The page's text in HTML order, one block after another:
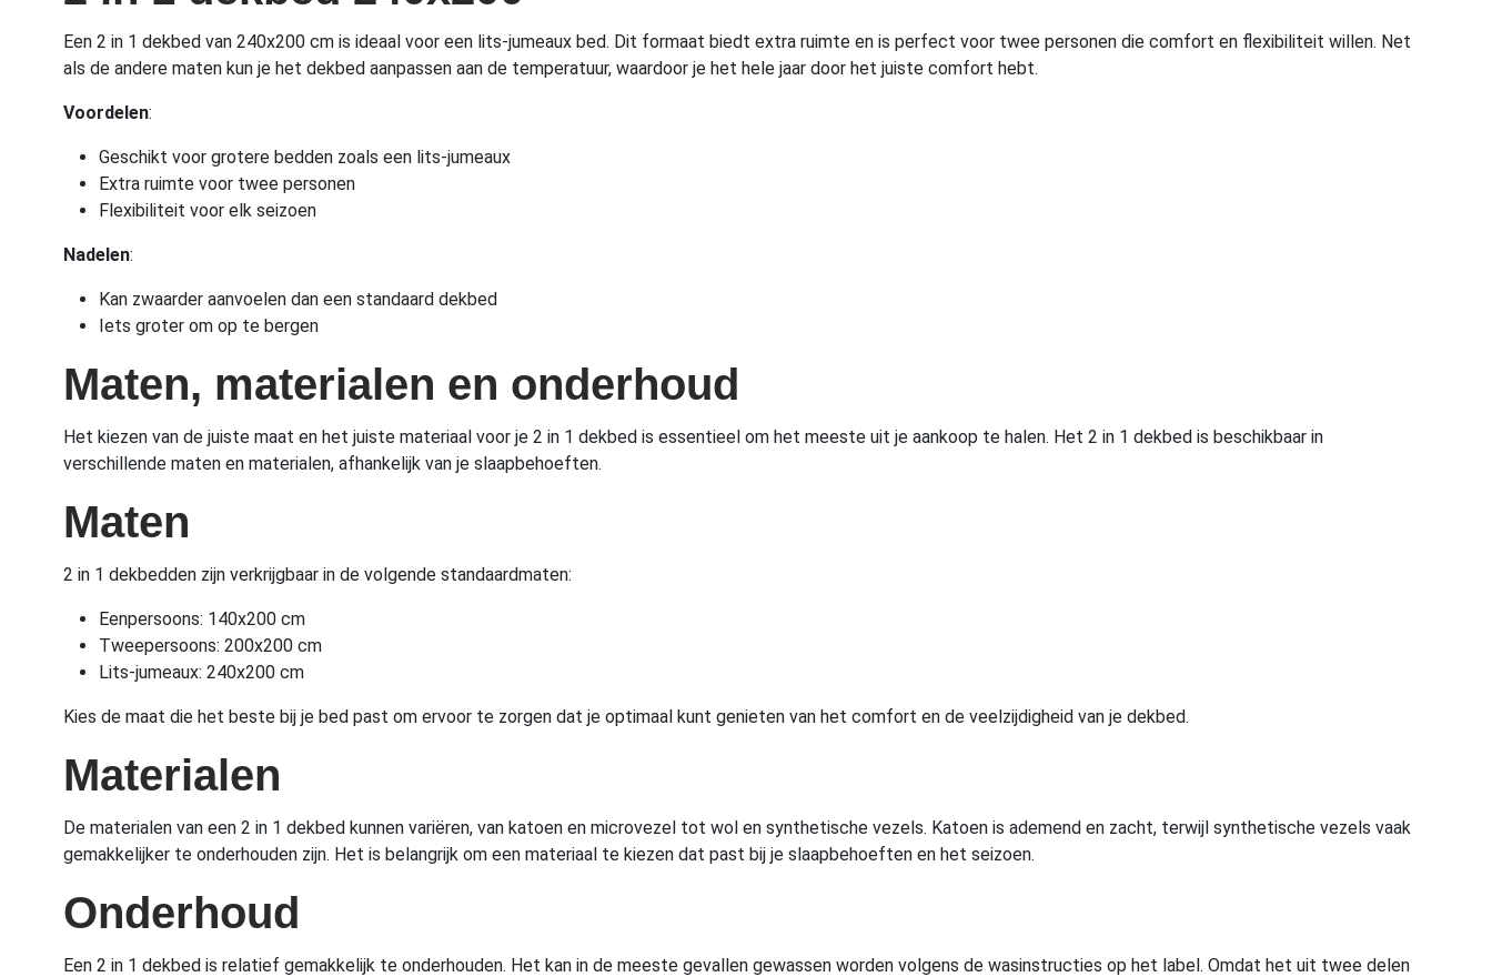
Een 2 in 1 dekbed van 240x200 cm is ideaal voor een lits-jumeaux bed. Dit formaat biedt extra ruimte en is perfect voor twee personen die comfort en flexibiliteit willen. Net
als de andere maten kun je het dekbed aanpassen aan de temperatuur, waardoor je het hele jaar door het juiste comfort hebt.
Voordelen:
Geschikt voor grotere bedden zoals een lits-jumeaux
Extra ruimte voor twee personen
Flexibiliteit voor elk seizoen
Nadelen:
Kan zwaarder aanvoelen dan een standaard dekbed
Iets groter om op te bergen
Maten, materialen en onderhoud
Het kiezen van de juiste maat en het juiste materiaal voor je 2 in 1 dekbed is essentieel om het meeste uit je aankoop te halen. Het 2 in 1 dekbed is beschikbaar in
verschillende maten en materialen, afhankelijk van je slaapbehoeften.
Maten
2 in 1 dekbedden zijn verkrijgbaar in de volgende standaardmaten:
Eenpersoons: 140x200 cm
Tweepersoons: 200x200 cm
Lits-jumeaux: 240x200 cm
Kies de maat die het beste bij je bed past om ervoor te zorgen dat je optimaal kunt genieten van het comfort en de veelzijdigheid van je dekbed.
Materialen
De materialen van een 2 in 1 dekbed kunnen variëren, van katoen en microvezel tot wol en synthetische vezels. Katoen is ademend en zacht, terwijl synthetische vezels vaak
gemakkelijker te onderhouden zijn. Het is belangrijk om een materiaal te kiezen dat past bij je slaapbehoeften en het seizoen.
Onderhoud
Een 2 in 1 dekbed is relatief gemakkelijk te onderhouden. Het kan in de meeste gevallen gewassen worden volgens de wasinstructies op het label. Omdat het uit twee delen